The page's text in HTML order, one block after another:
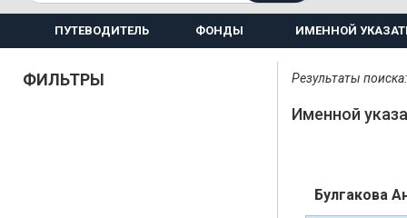
ПУТЕВОДИТЕЛЬ ФОНДЫ ИМЕННОЙ
ФИЛЬТРЫ Результаты
Именной
Булгакова